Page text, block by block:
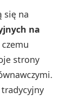
się na
na
strony